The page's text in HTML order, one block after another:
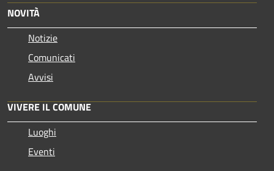
NOVITÀ
Notizie
Comunicati
Avvisi
VIVERE IL COMUNE
Luoghi
Eventi